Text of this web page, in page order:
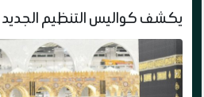
يكشف كواليس التنظيم الجديد